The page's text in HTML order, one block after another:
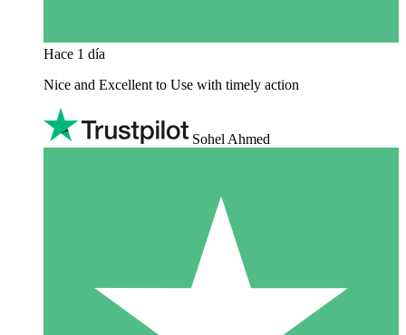
Hace 1 día
Nice and Excellent to Use with timely action
Sohel Ahmed